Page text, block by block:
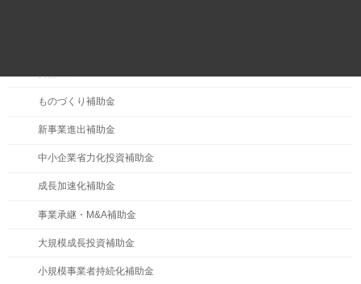
ものづくり補助金
新事業進出補助金
中小企業省力化投資補助金
成長加速化補助金
事業承継・M&A補助金
大規模成長投資補助金
小規模事業者持続化補助金